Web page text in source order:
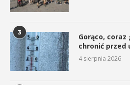
3
Gorąco,
chronić przed
4 sierpnia 2026